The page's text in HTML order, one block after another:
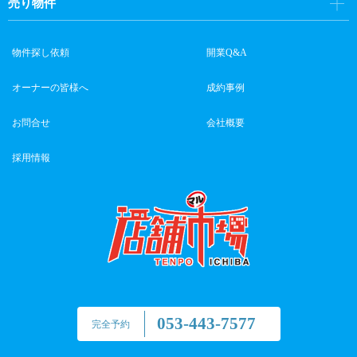
完全予約 053-443-7577
売り物件
物件探し依頼 開業Q&A
オーナーの皆様へ 成約事例
お問合せ 会社概要
採用情報